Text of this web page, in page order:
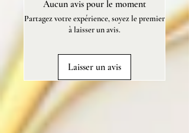
phtalates, vegan et sans cruauté
animale.
Aucun avis pour le moment
Partagez votre expérience, soyez le premier
à laisser un avis.
Laisser un avis